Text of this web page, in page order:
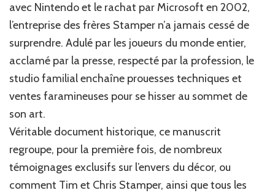
avec Nintendo et le rachat par Microsoft en 2002,
l’entreprise des frères Stamper n’a jamais cessé de
surprendre. Adulé par les joueurs du monde entier,
acclamé par la presse, respecté par la profession, le
studio familial enchaîne prouesses techniques et
ventes faramineuses pour se hisser au sommet de
son art.
Véritable document historique, ce manuscrit
regroupe, pour la première fois, de nombreux
témoignages exclusifs sur l’envers du décor, ou
comment Tim et Chris Stamper, ainsi que tous les